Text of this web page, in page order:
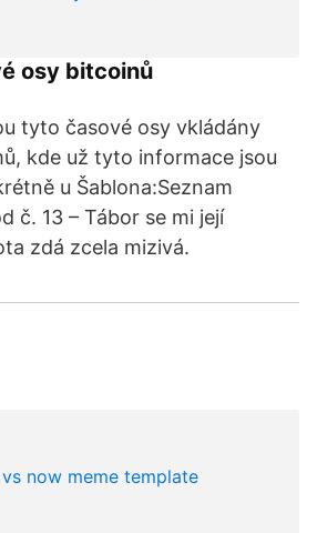
osy bitcoinů
tyto časové osy vkládány
kde už tyto informace jsou
u Šablona:Seznam
č. 13 – Tábor se mi její
zdá zcela mizivá.